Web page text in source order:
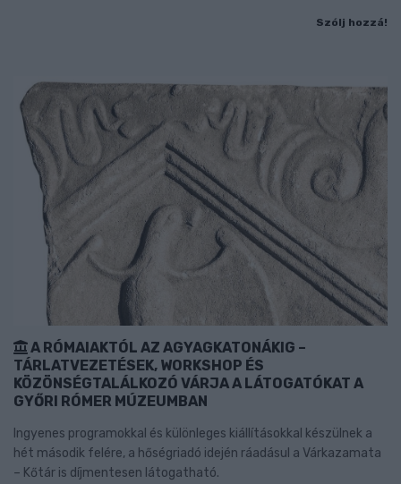
Szólj hozzá!
A RÓMAIAKTÓL AZ AGYAGKATONÁKIG –
TÁRLATVEZETÉSEK, WORKSHOP ÉS
KÖZÖNSÉGTALÁLKOZÓ VÁRJA A LÁTOGATÓKAT A
GYŐRI RÓMER MÚZEUMBAN
Ingyenes programokkal és különleges kiállításokkal készülnek a
hét második felére, a hőségriadó idején ráadásul a Várkazamata
– Kőtár is díjmentesen látogatható.